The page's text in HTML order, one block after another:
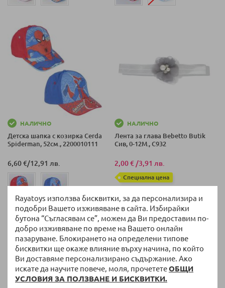
Rayatoys използва бисквитки, за да персонализира и
подобри Вашето изживяване в сайта. Избирайки
бутона “Съгласявам се”, можем да Ви предоставим по-
добро изживяване по време на Вашето онлайн
пазаруване. Блокирането на определени типове
бисквитки ще окаже влияние върху начина, по който
Ви доставяме персонализирано съдържание. Ако
искате да научите повече, моля, прочететеОБЩИ
УСЛОВИЯ ЗА ПОЛЗВАНЕ И БИСКВИТКИ.
НАЛИЧНО
Детска шапка с козирка Cerda
Spiderman, 52см., 2200010111
6,60 €/12,91 лв.
НАЛИЧНО
Лента за глава Bebetto Butik
Сив, 0-12M., C932
2,00 €/3,91 лв.
Специална цена
Покажи по на страница